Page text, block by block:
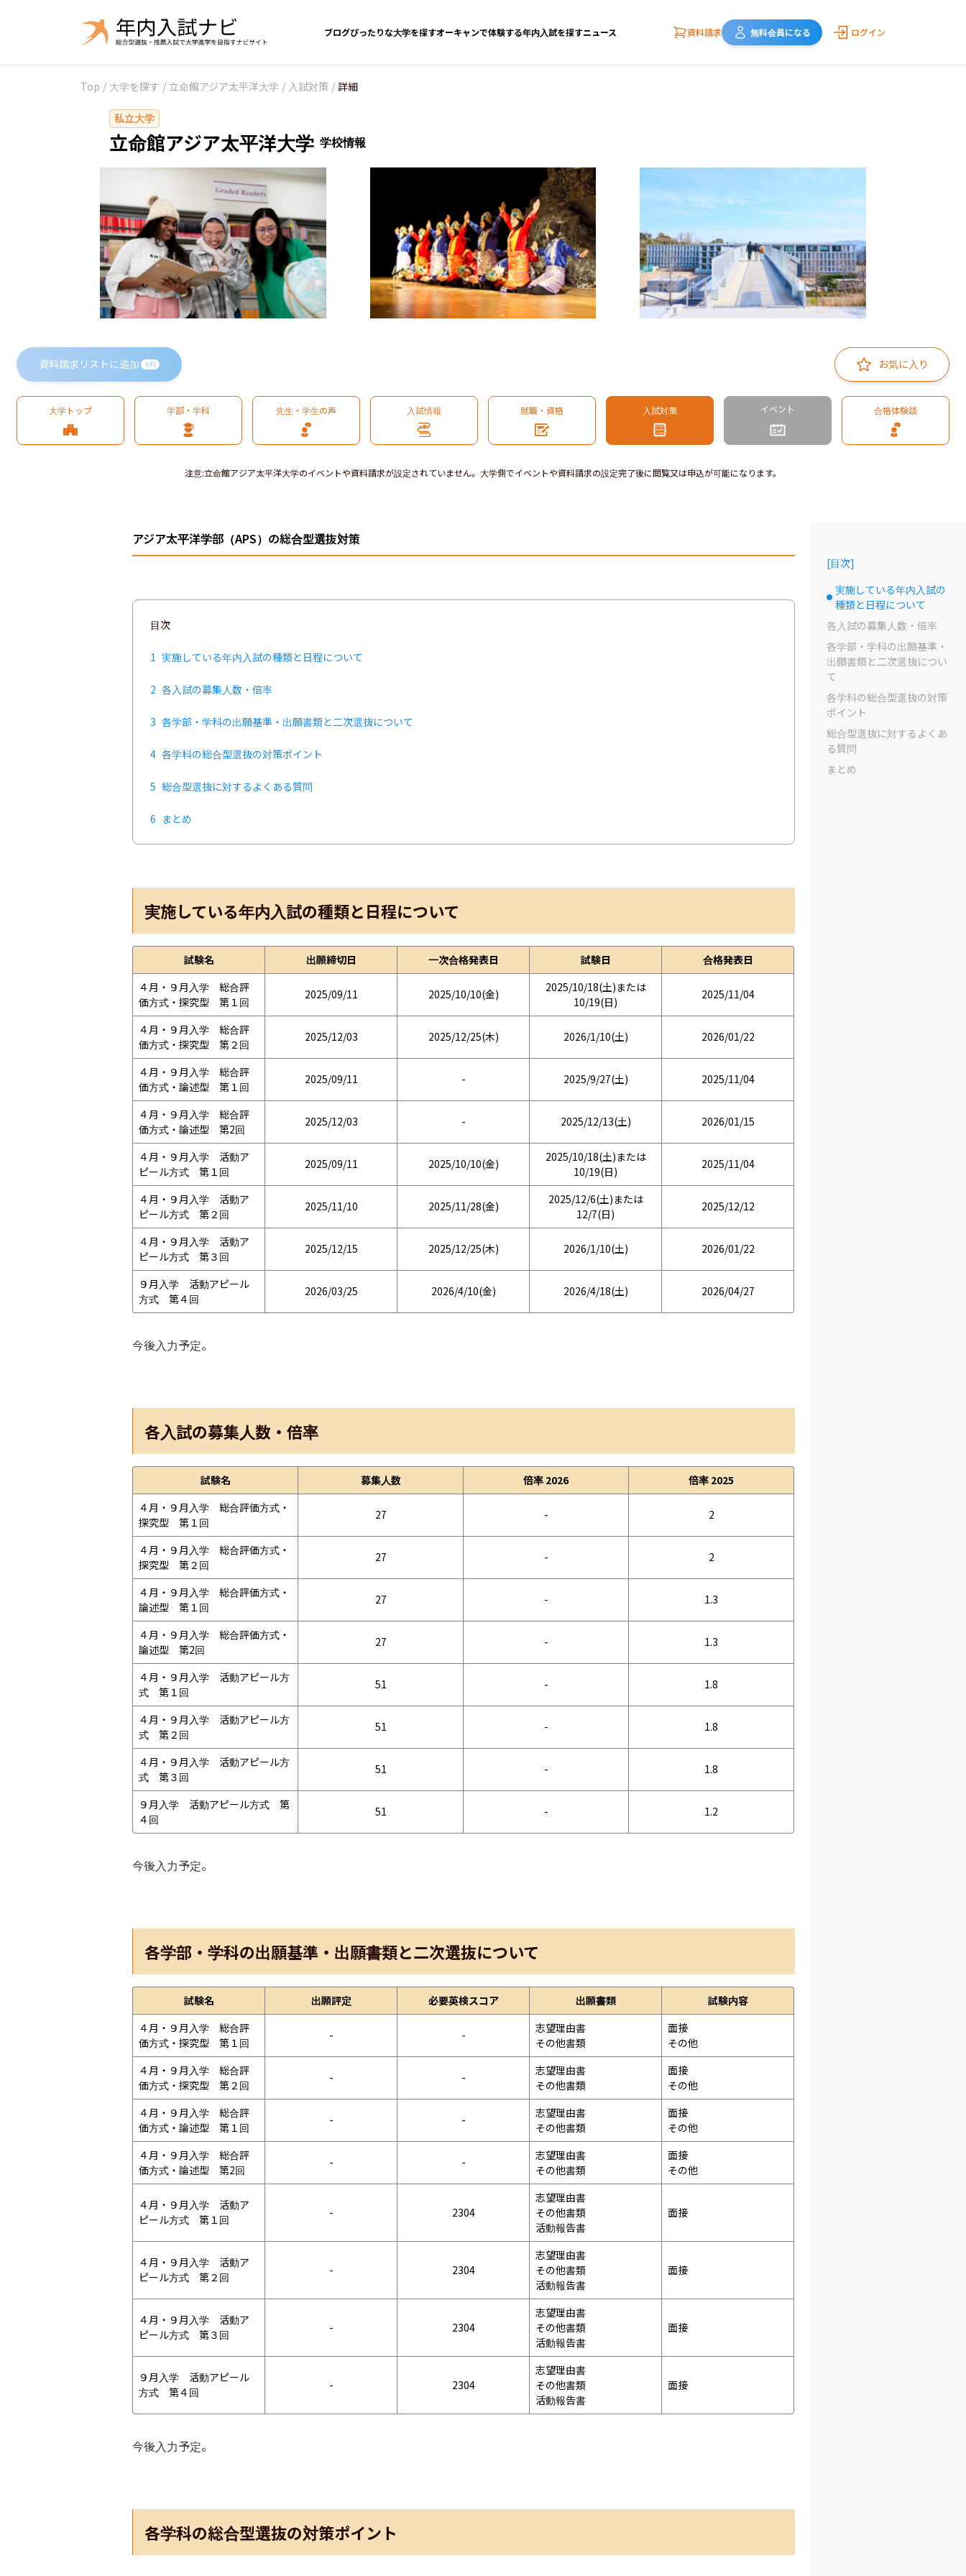
ブログぴったりな大学を探すオーキャンで体験する年内入試を探すニュース 資料請求 無料会員になる ログイン
Top / 大学を探す / 立命館アジア太平洋大学 / 入試対策 / 詳細
私立大学
立命館アジア太平洋大学 学校情報
資料請求リストに追加 無料 お気に入り
大学トップ 学部・学科 先生・学生の声 入試情報 就職・資格 入試対策 イベント 合格体験談
注意:立命館アジア太平洋大学のイベントや資料請求が設定されていません。大学側でイベントや資料請求の設定完了後に閲覧又は申込が可能になります。
アジア太平洋学部（APS）の総合型選抜対策
目次
1 実施している年内入試の種類と日程について
2 各入試の募集人数・倍率
3 各学部・学科の出願基準・出願書類と二次選抜について
4 各学科の総合型選抜の対策ポイント
5 総合型選抜に対するよくある質問
6 まとめ
実施している年内入試の種類と日程について
試験名 出願締切日 一次合格発表日 試験日
合格発表日
４月・９月入学　総合評
価方式・探究型　第１回
2025/09/11 2025/10/10(金)
2025/10/18(土)または
10/19(日)
2025/11/04
４月・９月入学　総合評
価方式・探究型　第２回
2025/12/03 2025/12/25(木) 2026/1/10(土) 2026/01/22
４月・９月入学　総合評
価方式・論述型　第１回
2025/09/11 - 2025/9/27(土) 2025/11/04
４月・９月入学　総合評
価方式・論述型　第2回
2025/12/03 - 2025/12/13(土) 2026/01/15
４月・９月入学　活動ア
ピール方式　第１回
2025/09/11 2025/10/10(金)
2025/10/18(土)または
10/19(日)
2025/11/04
４月・９月入学　活動ア
ピール方式　第２回
2025/11/10 2025/11/28(金)
2025/12/6(土)または
12/7(日)
2025/12/12
４月・９月入学　活動ア
ピール方式　第３回
2025/12/15 2025/12/25(木) 2026/1/10(土) 2026/01/22
９月入学　活動アピール
方式　第４回
2026/03/25 2026/4/10(金) 2026/4/18(土) 2026/04/27
今後入力予定。
各入試の募集人数・倍率
試験名 募集人数 倍率 2026
倍率 2025
４月・９月入学　総合評価方式・
探究型　第１回
27 - 2
４月・９月入学　総合評価方式・
探究型　第２回
27 - 2
４月・９月入学　総合評価方式・
論述型　第１回
27 - 1.3
４月・９月入学　総合評価方式・
論述型　第2回
27 - 1.3
４月・９月入学　活動アピール方
式　第１回
51 - 1.8
４月・９月入学　活動アピール方
式　第２回
51 - 1.8
４月・９月入学　活動アピール方
式　第３回
51 - 1.8
９月入学　活動アピール方式　第
４回
51 - 1.2
今後入力予定。
各学部・学科の出願基準・出願書類と二次選抜について
試験名 出願評定 必要英検スコア 出願書類
試験内容
４月・９月入学　総合評
価方式・探究型　第１回
- -
志望理由書
その他書類
面接
その他
４月・９月入学　総合評
価方式・探究型　第２回
- -
志望理由書
その他書類
面接
その他
４月・９月入学　総合評
価方式・論述型　第１回
- -
志望理由書
その他書類
面接
その他
４月・９月入学　総合評
価方式・論述型　第2回
- -
志望理由書
その他書類
面接
その他
４月・９月入学　活動ア
ピール方式　第１回
- 2304
志望理由書
その他書類
活動報告書
面接
４月・９月入学　活動ア
ピール方式　第２回
- 2304
志望理由書
その他書類
活動報告書
面接
４月・９月入学　活動ア
ピール方式　第３回
- 2304
志望理由書
その他書類
活動報告書
面接
９月入学　活動アピール
方式　第４回
- 2304
志望理由書
その他書類
活動報告書
面接
今後入力予定。
各学科の総合型選抜の対策ポイント
[目次]
選択中のドット
実施している年内入試の
種類と日程について
各入試の募集人数・倍率
各学部・学科の出願基準・
出願書類と二次選抜につい
て
各学科の総合型選抜の対策
ポイント
総合型選抜に対するよくあ
る質問
まとめ